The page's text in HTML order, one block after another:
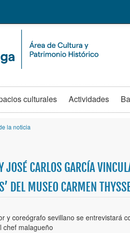
culturales Actividades
la noticia
JOSÉ CARLOS GARCÍA
DEL MUSEO CARMEN
y coreógrafo sevillano se entrevistará
chef malagueño